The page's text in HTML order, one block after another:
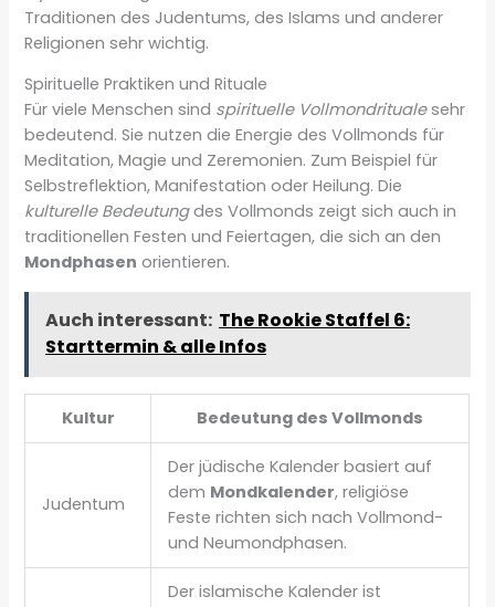
Traditionen des Judentums, des Islams und anderer
Religionen sehr wichtig.
Spirituelle Praktiken und Rituale
Für viele Menschen sind spirituelle Vollmondritualesehr
bedeutend. Sie nutzen die Energie des Vollmonds für
Meditation, Magie und Zeremonien. Zum Beispiel für
Selbstreflektion, Manifestation oder Heilung. Die
kulturelle Bedeutungdes Vollmonds zeigt sich auch in
traditionellen Festen und Feiertagen, die sich an den
Mondphasen orientieren.
Auch interessant: The Rookie Staffel 6:
Starttermin & alle Infos
Kultur Bedeutung des Vollmonds
Judentum
Der jüdische Kalender basiert auf
dem Mondkalender, religiöse
Feste richten sich nach Vollmond-
und Neumondphasen.
Der islamische Kalender ist